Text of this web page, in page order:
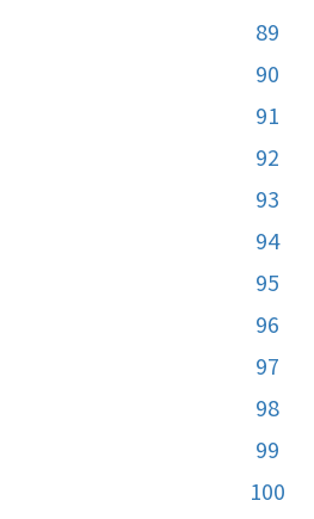
89
90
91
92
93
94
95
96
97
98
99
100